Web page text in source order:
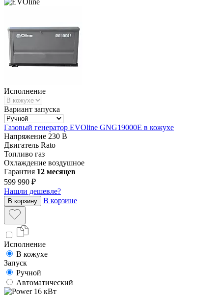
Исполнение
Вариант запуска
Газовый генератор EVOline GNG19000E в кожухе
Напряжение 230 В
Двигатель Rato
Топливо газ
Охлаждение воздушное
Гарантия 12 месяцев
599 990 ₽
Нашли дешевле?
В корзину В корзине
Исполнение
В кожухе
Запуск
Ручной
Автоматический
16 кВт